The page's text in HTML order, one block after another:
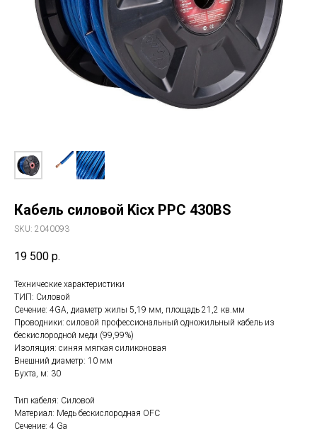
Кабель силовой Kicx PPC 430BS
SKU: 2040093
19 500 р.
Технические характеристики
ТИП: Силовой
Сечение: 4GA, диаметр жилы 5,19 мм, площадь 21,2 кв.мм
Проводники: силовой профессиональный одножильный кабель из
беcкислородной меди (99,99%)
Изоляция: синяя мягкая силиконовая
Внешний диаметр: 10 мм
Бухта, м: 30
Тип кабеля: Силовой
Материал: Медь бескислородная OFC
Сечение: 4 Ga